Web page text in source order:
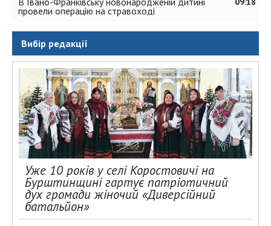
провели операцію на стравоході
Вибір редакції
Уже 10 років у селі Коростовичі на
Бурштинщині гартує патріотичний
дух громади жіночий «Диверсійний
батальйон»